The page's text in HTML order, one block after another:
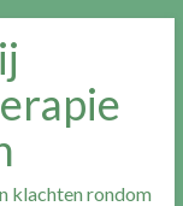
klachten rondom